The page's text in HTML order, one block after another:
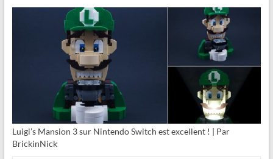
Luigi’s Mansion 3 sur Nintendo Switch est excellent ! | Par
BrickinNick